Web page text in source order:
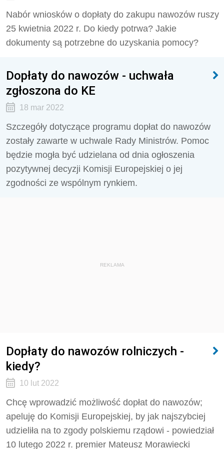
Nabór wniosków o dopłaty do zakupu nawozów ruszy
25 kwietnia 2022 r. Do kiedy potrwa? Jakie
dokumenty są potrzebne do uzyskania pomocy?
Dopłaty do nawozów - uchwała
zgłoszona do KE
18 mar 2022
Szczegóły dotyczące programu dopłat do nawozów
zostały zawarte w uchwale Rady Ministrów. Pomoc
będzie mogła być udzielana od dnia ogłoszenia
pozytywnej decyzji Komisji Europejskiej o jej
zgodności ze wspólnym rynkiem.
REKLAMA
Dopłaty do nawozów rolniczych -
kiedy?
10 lut 2022
Chcę wprowadzić możliwość dopłat do nawozów;
apeluję do Komisji Europejskiej, by jak najszybciej
udzieliła na to zgody polskiemu rządowi - powiedział
10 lutego 2022 r. premier Mateusz Morawiecki